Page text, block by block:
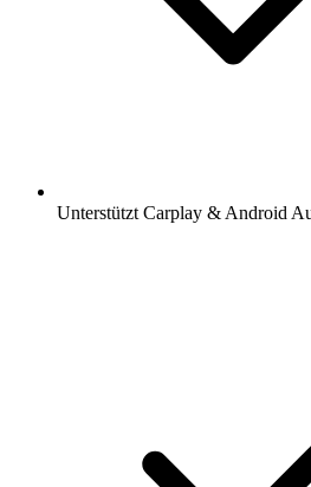
Unterstützt Carplay & Android